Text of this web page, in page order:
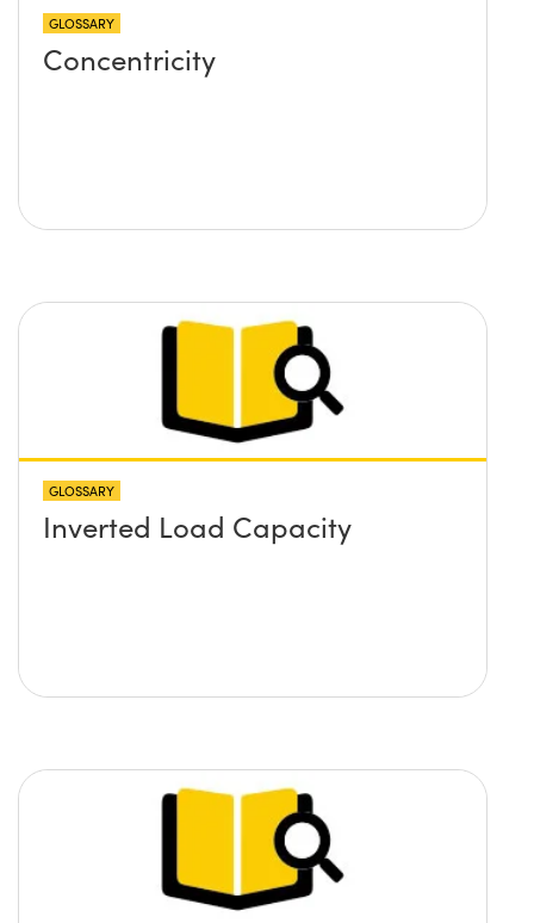
GLOSSARY
Concentricity
GLOSSARY
Inverted Load Capacity